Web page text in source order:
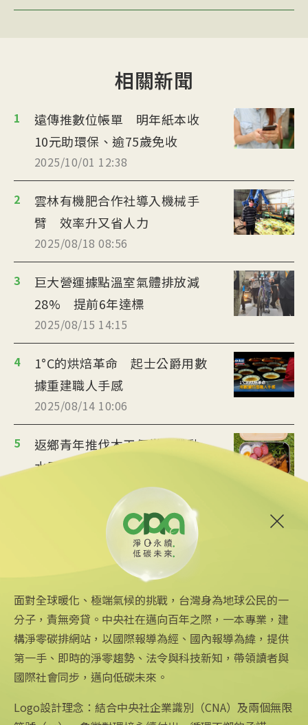
相關新聞
1
遠傳推數位帳單 明年紙本收
10元助環保、逾75歲免收
2025/10/01 12:38
2
雲林有機肥合作社導入機械手
臂 效率升又省人力
2025/08/18 08:56
3
巨大營運據點溫室氣體排放減
28% 提前6年達標
2025/08/15 14:15
4
1°C的烘焙革命 起士公爵用數
據重建職人手感
2025/08/14 10:06
5
返鄉青年推伐木工便當 帶動
水里觀光與減碳經濟
台中智慧停車無紙化9/8上線
2025/08/11 18:54
中央社網站
中央通訊社
Focus Taiwan
關注更多
友善連結
公司簡介
企業識別
面對全球暖化、極端氣候的挑戰，台灣身為地球公民的一
分子，責無旁貸。中央社在邁向百年之際，一本專業，建
構淨零碳排網站，以國際報導為經、國內報導為緯，提供
第一手、即時的淨零趨勢、法令與科技新知，帶領讀者與
國際社會同步，邁向低碳未來。
Logo設計理念：結合中央社企業識別（CNA）及兩個無限